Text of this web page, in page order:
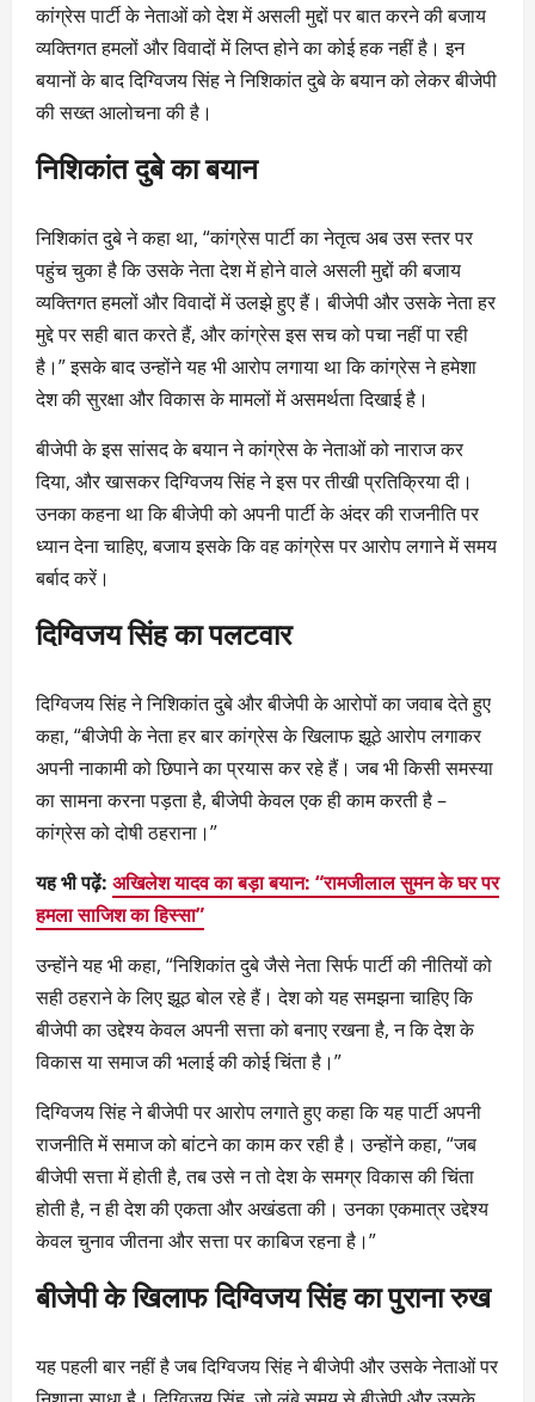
कांग्रेस पार्टी के नेताओं को देश में असली मुद्दों पर बात करने की बजाय
व्यक्तिगत हमलों और विवादों में लिप्त होने का कोई हक नहीं है। इन
बयानों के बाद दिग्विजय सिंह ने निशिकांत दुबे के बयान को लेकर बीजेपी
की सख्त आलोचना की है।
निशिकांत दुबे का बयान
निशिकांत दुबे ने कहा था, “कांग्रेस पार्टी का नेतृत्व अब उस स्तर पर
पहुंच चुका है कि उसके नेता देश में होने वाले असली मुद्दों की बजाय
व्यक्तिगत हमलों और विवादों में उलझे हुए हैं। बीजेपी और उसके नेता हर
मुद्दे पर सही बात करते हैं, और कांग्रेस इस सच को पचा नहीं पा रही
है।” इसके बाद उन्होंने यह भी आरोप लगाया था कि कांग्रेस ने हमेशा
देश की सुरक्षा और विकास के मामलों में असमर्थता दिखाई है।
बीजेपी के इस सांसद के बयान ने कांग्रेस के नेताओं को नाराज कर
दिया, और खासकर दिग्विजय सिंह ने इस पर तीखी प्रतिक्रिया दी।
उनका कहना था कि बीजेपी को अपनी पार्टी के अंदर की राजनीति पर
ध्यान देना चाहिए, बजाय इसके कि वह कांग्रेस पर आरोप लगाने में समय
बर्बाद करें।
दिग्विजय सिंह का पलटवार
दिग्विजय सिंह ने निशिकांत दुबे और बीजेपी के आरोपों का जवाब देते हुए
कहा, “बीजेपी के नेता हर बार कांग्रेस के खिलाफ झूठे आरोप लगाकर
अपनी नाकामी को छिपाने का प्रयास कर रहे हैं। जब भी किसी समस्या
का सामना करना पड़ता है, बीजेपी केवल एक ही काम करती है –
कांग्रेस को दोषी ठहराना।”
यह भी पढ़ें: अखिलेश यादव का बड़ा बयान: “रामजीलाल सुमन के घर पर
हमला साजिश का हिस्सा”
उन्होंने यह भी कहा, “निशिकांत दुबे जैसे नेता सिर्फ पार्टी की नीतियों को
सही ठहराने के लिए झूठ बोल रहे हैं। देश को यह समझना चाहिए कि
बीजेपी का उद्देश्य केवल अपनी सत्ता को बनाए रखना है, न कि देश के
विकास या समाज की भलाई की कोई चिंता है।”
दिग्विजय सिंह ने बीजेपी पर आरोप लगाते हुए कहा कि यह पार्टी अपनी
राजनीति में समाज को बांटने का काम कर रही है। उन्होंने कहा, “जब
बीजेपी सत्ता में होती है, तब उसे न तो देश के समग्र विकास की चिंता
होती है, न ही देश की एकता और अखंडता की। उनका एकमात्र उद्देश्य
केवल चुनाव जीतना और सत्ता पर काबिज रहना है।”
बीजेपी के खिलाफ दिग्विजय सिंह का पुराना रुख
यह पहली बार नहीं है जब दिग्विजय सिंह ने बीजेपी और उसके नेताओं पर